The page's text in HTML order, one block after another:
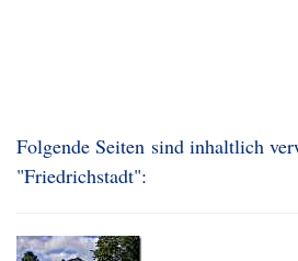
Folgende Seiten sind inhaltlich
"Friedrichstadt":